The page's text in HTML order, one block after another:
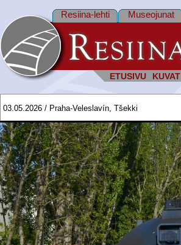
ETUSIVU KUVAT
Resiina-lehti Museojunat
03.05.2026 / Praha-Veleslavín, Tšekki